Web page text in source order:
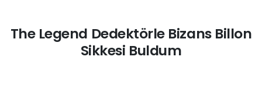
The Legend Dedektörle Bizans Billon
Sikkesi Buldum